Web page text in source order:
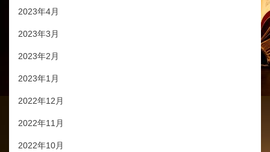
2023年4月
2023年3月
2023年2月
2023年1月
2022年12月
2022年11月
2022年10月